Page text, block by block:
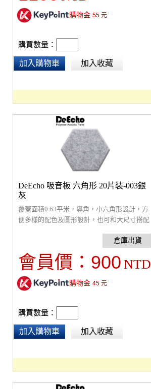
購物金 55元
購買數量：
加入購物車 加入收藏
DeEcho 吸音板 六角形 20片裝-003銀
灰
覆蓋面積0.63平米，導角，小六角形設計，方
便多樣的配色及圖形設計，也可和大尺寸搭配
板，超強吸音材質，改善室內回音問題，裝飾
性高，通過環保及防焰檢驗。原絲防焰，採防
焰原料製造，非浸泡藥劑防焰，提供長久穩定
積的1/3以上)
會員價： 900 NTD
購物金 45元
購買數量：
加入購物車 加入收藏